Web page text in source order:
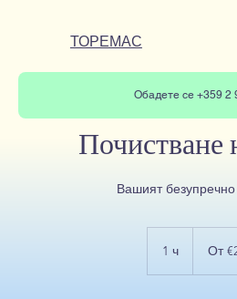
ТОРЕМАС
Обадете се +359 2
Почистване
Вашият
1 ч1 От